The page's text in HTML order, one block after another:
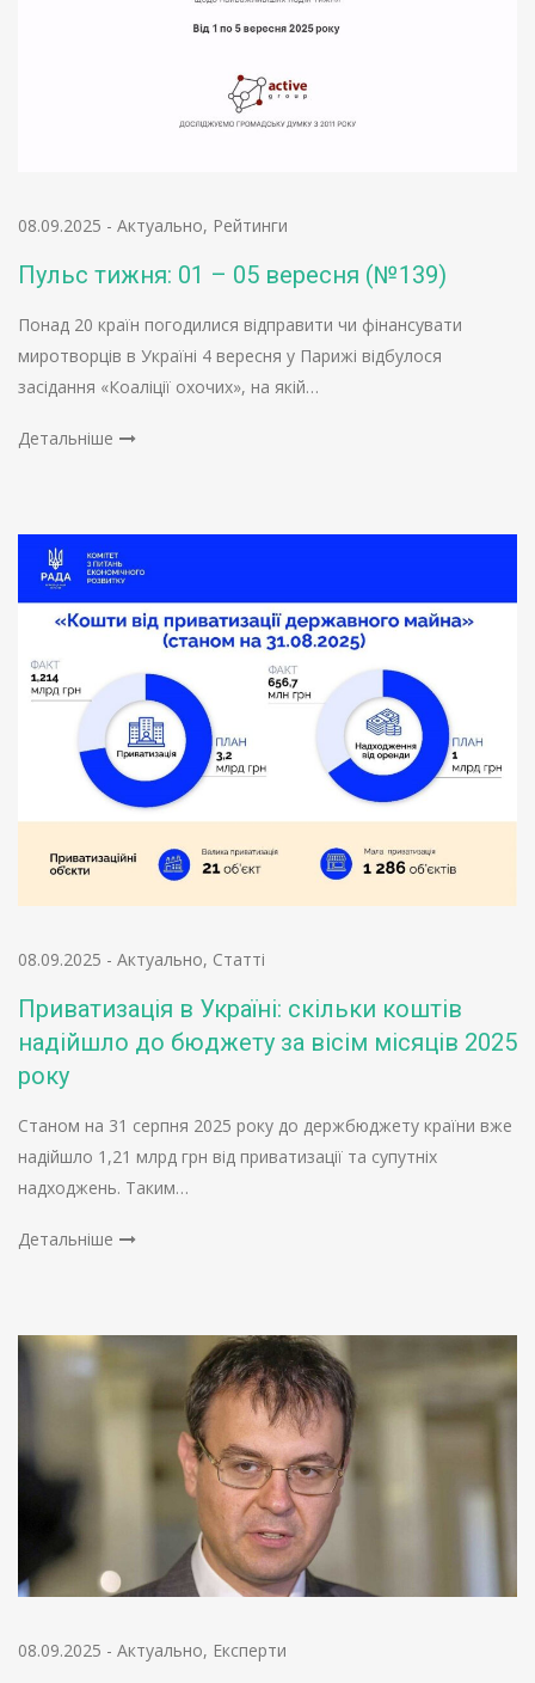
08.09.2025 - Актуально, Рейтинги
Пульс тижня: 01 – 05 вересня (№139)
Понад 20 країн погодилися відправити чи фінансувати
миротворців в Україні 4 вересня у Парижі відбулося
засідання «Коаліції охочих», на якій…
Детальніше
08.09.2025 - Актуально, Статті
Приватизація в Україні: скільки коштів
надійшло до бюджету за вісім місяців 2025
року
Станом на 31 серпня 2025 року до держбюджету країни вже
надійшло 1,21 млрд грн від приватизації та супутніх
надходжень. Таким…
Детальніше
08.09.2025 - Актуально, Експерти